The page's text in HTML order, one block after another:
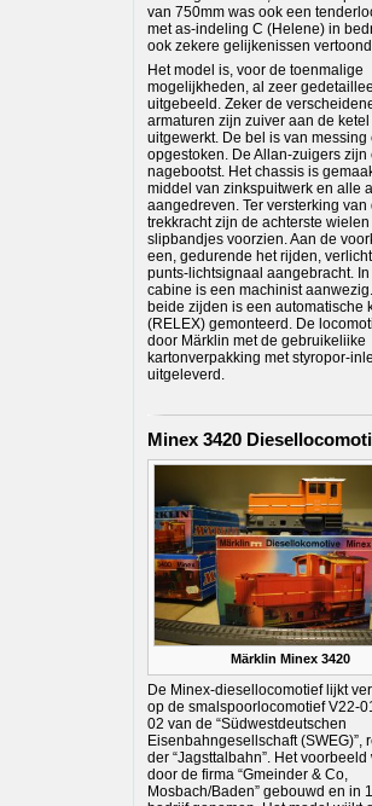
van 750mm was ook een
met as-indeling C (Helene) in
ook zekere gelijkenissen
Het model is, voor de toenmalige
mogelijkheden, al zeer
uitgebeeld. Zeker de
armaturen zijn zuiver aan de ketel
uitgewerkt. De bel is van messing
opgestoken. De Allan-zuigers zijn
nagebootst. Het chassis is
middel van zinkspuitwerk en alle
aangedreven. Ter versterking van
trekkracht zijn de achterste
slipbandjes voorzien. Aan de
een, gedurende het rijden,
punts-lichtsignaal aangebracht.
cabine is een machinist
beide zijden is een automatische
(RELEX) gemonteerd. De
door Märklin met de gebruikeliike
kartonverpakking met styropor-
uitgeleverd.
Minex 3420
Märklin Minex 3420
De Minex-diesellocomotief lijkt
op de smalspoorlocomotief V22-
02 van de “Südwestdeutschen
Eisenbahngesellschaft (SWEG)”,
der “Jagsttalbahn”. Het voorbeeld
door de firma “Gmeinder & Co,
Mosbach/Baden” gebouwd en in